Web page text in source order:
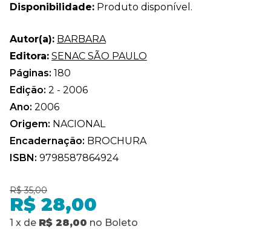
Disponibilidade: Produto disponível.
Autor(a): BARBARA
Editora: SENAC SÃO PAULO
Páginas: 180
Edição: 2 - 2006
Ano: 2006
Origem: NACIONAL
Encadernação: BROCHURA
ISBN: 9798587864924
R$ 35,00
R$ 28,00
1 x de R$ 28,00 no Boleto